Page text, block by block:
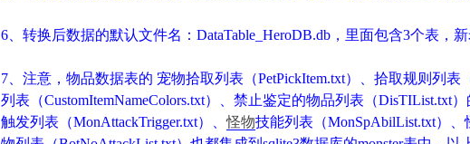
6、转换后数据的默认文件名：DataTable_HeroDB.db，里面包含3个表，新
7、 注意，物品数据表的 宠物拾取列表（PetPickItem.txt）、拾取规则列表
列表（CustomItemNameColors.txt）、禁止鉴定的物品列表（DisTIList.txt）
触发列表（MonAttackTrigger.txt）、怪物技能列表（MonSpAbilList.txt）、